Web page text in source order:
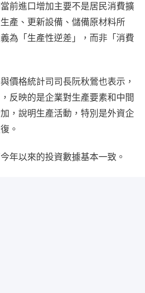
前進口增加主要不是居民消費擴
產、更新設備、儲備原材料所
為「生產性逆差」，而非「消費
價格統計司司長阮秋鶯也表示，
反映的是企業對生產要素和中間
，說明生產活動，特別是外資企
。
年以來的投資數據基本一致。